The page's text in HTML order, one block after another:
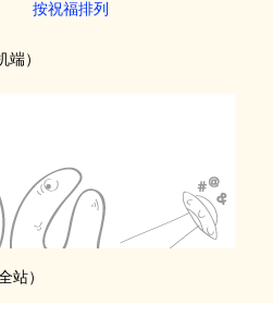
按祝福排列
端）
站）